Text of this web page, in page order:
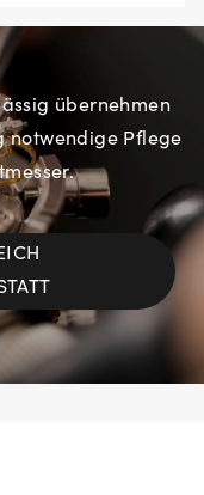
übernehmen
notwendige Pflege